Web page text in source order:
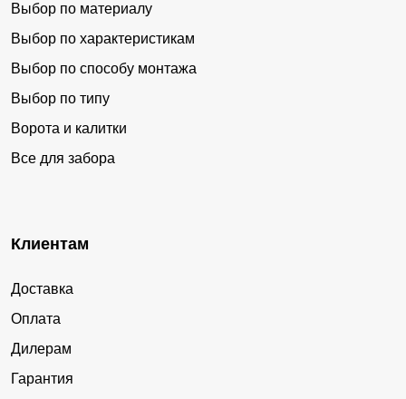
Выбор по материалу
Выбор по характеристикам
Выбор по способу монтажа
Выбор по типу
Ворота и калитки
Все для забора
Клиентам
Доставка
Оплата
Дилерам
Гарантия